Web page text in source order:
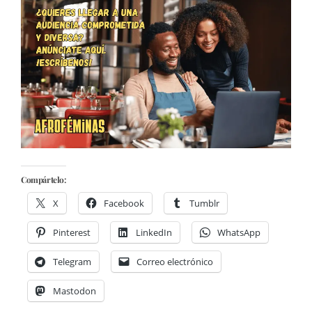
Compártelo:
X Facebook Tumblr
Pinterest LinkedIn WhatsApp
Telegram Correo electrónico
Mastodon